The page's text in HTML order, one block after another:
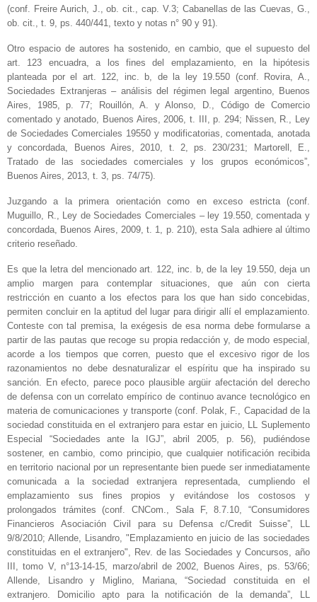
(conf. Freire Aurich, J., ob. cit., cap. V.3; Cabanellas de las Cuevas, G.,
ob. cit., t. 9, ps. 440/441, texto y notas n° 90 y 91).
Otro espacio de autores ha sostenido, en cambio, que el supuesto del
art. 123 encuadra, a los fines del emplazamiento, en la hipótesis
planteada por el art. 122, inc. b, de la ley 19.550 (conf. Rovira, A.,
Sociedades Extranjeras – análisis del régimen legal argentino, Buenos
Aires, 1985, p. 77; Rouillón, A. y Alonso, D., Código de Comercio
comentado y anotado, Buenos Aires, 2006, t. III, p. 294; Nissen, R., Ley
de Sociedades Comerciales 19550 y modificatorias, comentada, anotada
y concordada, Buenos Aires, 2010, t. 2, ps. 230/231; Martorell, E.,
Tratado de las sociedades comerciales y los grupos económicos”,
Buenos Aires, 2013, t. 3, ps. 74/75).
Juzgando a la primera orientación como en exceso estricta (conf.
Muguillo, R., Ley de Sociedades Comerciales – ley 19.550, comentada y
concordada, Buenos Aires, 2009, t. 1, p. 210), esta Sala adhiere al último
criterio reseñado.
Es que la letra del mencionado art. 122, inc. b, de la ley 19.550, deja un
amplio margen para contemplar situaciones, que aún con cierta
restricción en cuanto a los efectos para los que han sido concebidas,
permiten concluir en la aptitud del lugar para dirigir allí el emplazamiento.
Conteste con tal premisa, la exégesis de esa norma debe formularse a
partir de las pautas que recoge su propia redacción y, de modo especial,
acorde a los tiempos que corren, puesto que el excesivo rigor de los
razonamientos no debe desnaturalizar el espíritu que ha inspirado su
sanción. En efecto, parece poco plausible argüir afectación del derecho
de defensa con un correlato empírico de continuo avance tecnológico en
materia de comunicaciones y transporte (conf. Polak, F., Capacidad de la
sociedad constituida en el extranjero para estar en juicio, LL Suplemento
Especial “Sociedades ante la IGJ”, abril 2005, p. 56), pudiéndose
sostener, en cambio, como principio, que cualquier notificación recibida
en territorio nacional por un representante bien puede ser inmediatamente
comunicada a la sociedad extranjera representada, cumpliendo el
emplazamiento sus fines propios y evitándose los costosos y
prolongados trámites (conf. CNCom., Sala F, 8.7.10, “Consumidores
Financieros Asociación Civil para su Defensa c/Credit Suisse”, LL
9/8/2010; Allende, Lisandro, "Emplazamiento en juicio de las sociedades
constituidas en el extranjero", Rev. de las Sociedades y Concursos, año
III, tomo V, n°13-14-15, marzo/abril de 2002, Buenos Aires, ps. 53/66;
Allende, Lisandro y Miglino, Mariana, “Sociedad constituida en el
extranjero. Domicilio apto para la notificación de la demanda”, LL